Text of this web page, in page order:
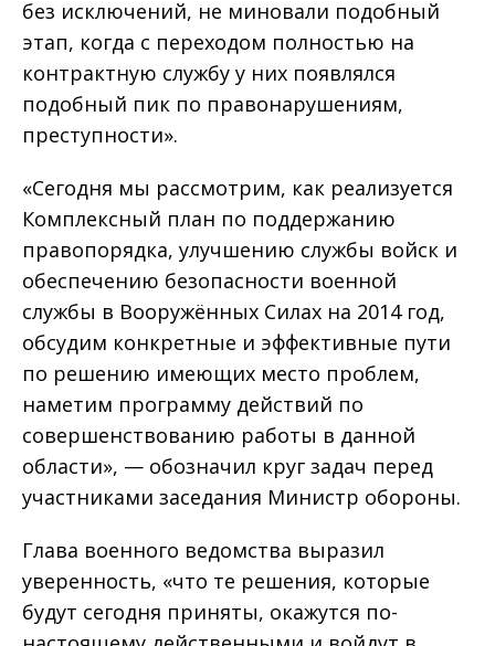
без исключений, не миновали подобный
этап, когда с переходом полностью на
контрактную службу у них появлялся
подобный пик по правонарушениям,
преступности».
«Сегодня мы рассмотрим, как реализуется
Комплексный план по поддержанию
правопорядка, улучшению службы войск и
обеспечению безопасности военной
службы в Вооружённых Силах на 2014 год,
обсудим конкретные и эффективные пути
по решению имеющих место проблем,
наметим программу действий по
совершенствованию работы в данной
области», — обозначил круг задач перед
участниками заседания Министр обороны.
Глава военного ведомства выразил
уверенность, «что те решения, которые
будут сегодня приняты, окажутся по-